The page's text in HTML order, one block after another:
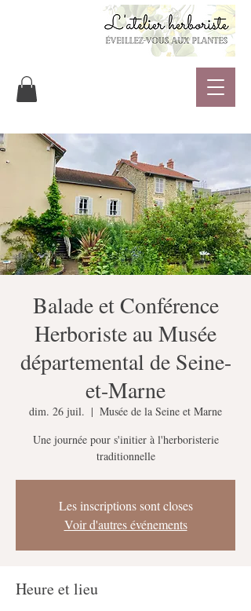
Balade et Conférence
Herboriste au Musée
départemental de Seine-
et-Marne
dim. 26 juil.
  |
Musée de la Seine et Marne
Une journée pour s'initier à l'herboristerie
traditionnelle
Les inscriptions sont closes
Voir d'autres événements
Heure et lieu